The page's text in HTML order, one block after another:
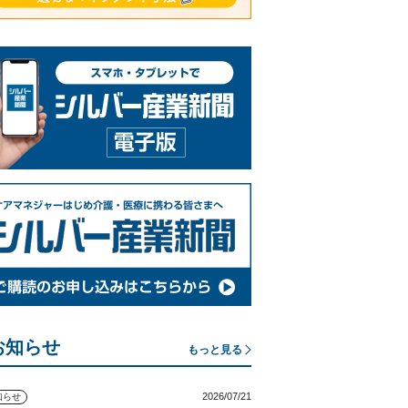
知らせ もっと見る
らせ 2026/07/21